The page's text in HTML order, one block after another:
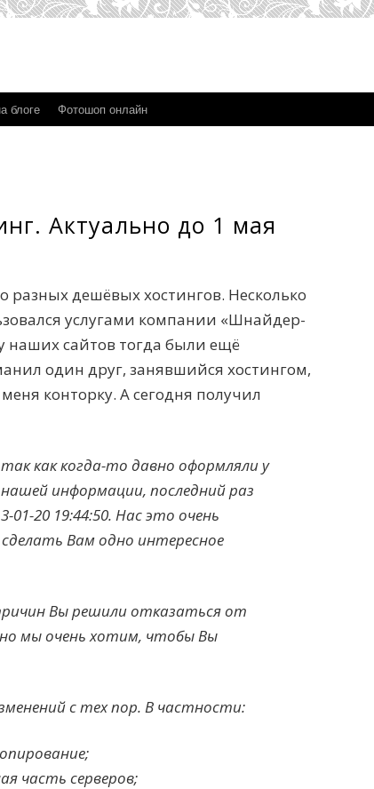
блоге Фотошоп онлайн
Актуально до 1 мая
разных дешёвых хостингов. Несколько
услугами компании «Шнайдер-
наших сайтов тогда были ещё
один друг, занявшийся хостингом,
конторку. А сегодня получил
как когда-то давно оформляли у
информации, последний раз
01-20 19:44:50. Нас это очень
Вам одно интересное
Вы решили отказаться от
мы очень хотим, чтобы Вы
с тех пор. В частности:
часть серверов;